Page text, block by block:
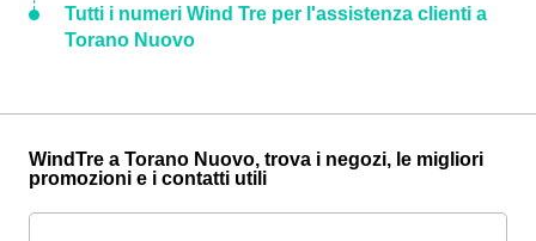
Tutti i numeri Wind Tre per l'assistenza clienti a
Torano Nuovo
WindTre a Torano Nuovo, trova i negozi, le migliori
promozioni e i contatti utili